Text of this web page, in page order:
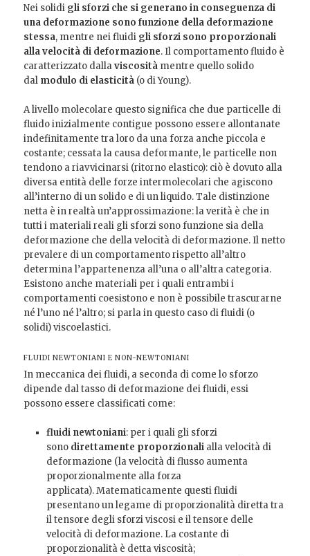
Nei solidi gli sforzi che si generano in conseguenza di
una deformazione sono funzione della deformazione
stessa, mentre nei fluidi gli sforzi sono proporzionali
alla velocità di deformazione. Il comportamento fluido è
caratterizzato dallaviscosità mentre quello solido
dal modulo di elasticità (o di Young).
A livello molecolare questo significa che due particelle di
fluido inizialmente contigue possono essere allontanate
indefinitamente tra loro da una forza anche piccola e
costante; cessata la causa deformante, le particelle non
tendono a riavvicinarsi (ritorno elastico): ciò è dovuto alla
diversa entità delle forze intermolecolari che agiscono
all’interno di un solido e di un liquido. Tale distinzione
netta è in realtà un’approssimazione: la verità è che in
tutti i materiali reali gli sforzi sono funzione sia della
deformazione che della velocità di deformazione. Il netto
prevalere di un comportamento rispetto all’altro
determina l’appartenenza all’una o all’altra categoria.
Esistono anche materiali per i quali entrambi i
comportamenti coesistono e non è possibile trascurarne
né l’uno né l’altro; si parla in questo caso di fluidi (o
solidi) viscoelastici.
FLUIDI NEWTONIANI E NON-NEWTONIANI
In meccanica dei fluidi, a seconda di come lo sforzo
dipende dal tasso di deformazione dei fluidi, essi
possono essere classificati come:
fluidi newtoniani: per i quali gli sforzi
sono direttamente proporzionalialla velocità di
deformazione (la velocità di flusso aumenta
proporzionalmente alla forza
applicata). Matematicamente questi fluidi
presentano un legame di proporzionalità diretta tra
il tensore degli sforzi viscosi e il tensore delle
velocità di deformazione. La costante di
proporzionalità è detta viscosità;